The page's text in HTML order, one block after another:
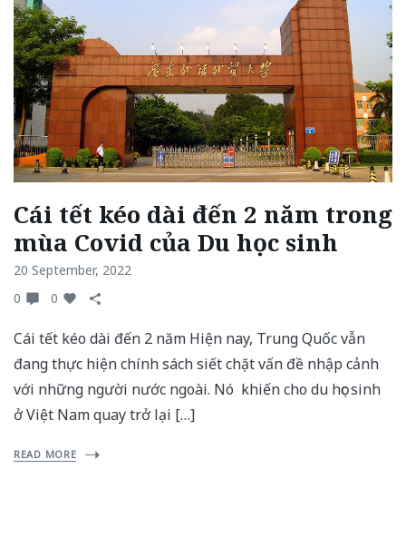
Cái tết kéo dài đến 2 năm trong
mùa Covid của Du học sinh
20 September, 2022
0
0
Cái tết kéo dài đến 2 năm Hiện nay, Trung Quốc vẫn
đang thực hiện chính sách siết chặt vấn đề nhập cảnh
với những người nước ngoài. Nó khiến cho du học sinh
ở Việt Nam quay trở lại […]
READ MORE